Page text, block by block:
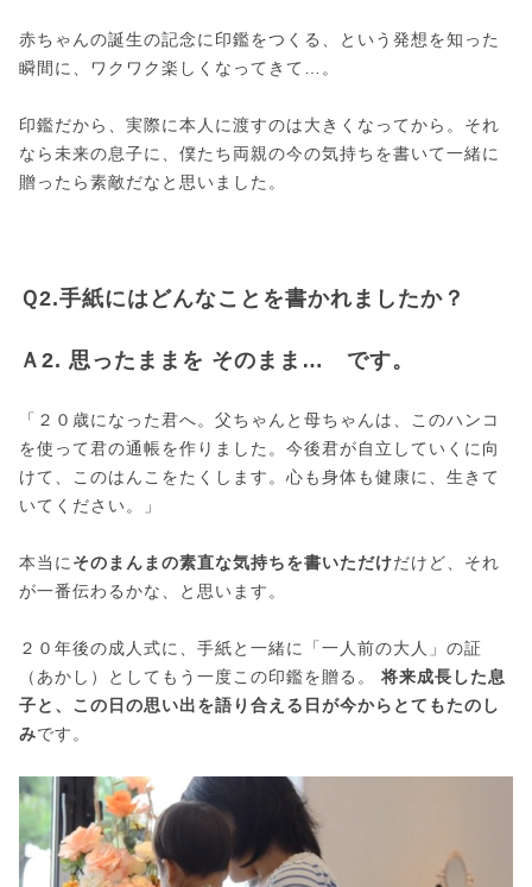
赤ちゃんの誕生の記念に印鑑をつくる、という発想を知った
瞬間に、ワクワク楽しくなってきて…。
印鑑だから、実際に本人に渡すのは大きくなってから。それ
なら未来の息子に、僕たち両親の今の気持ちを書いて一緒に
贈ったら素敵だなと思いました。
Ｑ2.手紙にはどんなことを書かれましたか？
Ａ2. 思ったままを そのまま… です。
「２０歳になった君へ。父ちゃんと母ちゃんは、このハンコ
を使って君の通帳を作りました。今後君が自立していくに向
けて、このはんこをたくします。心も身体も健康に、生きて
いてください。」
本当に そのまんまの素直な気持ちを書いただけだけど、それ
が一番伝わるかな、と思います。
２０年後の成人式に、手紙と一緒に「一人前の大人」の証
（あかし）としてもう一度この印鑑を贈る。 将来成長した息
子と、この日の思い出を語り合える日が今からとてもたのし
みです。